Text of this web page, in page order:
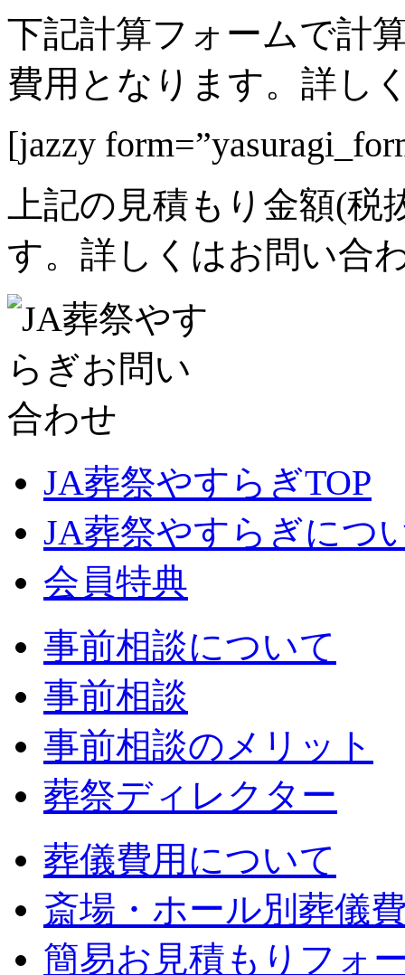
下記計算フォームで計
費用となります。詳し
[jazzy
上記の見積もり金額(
す。詳しくはお問い合
JA葬祭やすらぎTOP
JA葬祭やすらぎにつ
会員特典
事前相談について
事前相談
事前相談のメリット
葬祭ディレクター
葬儀費用について
斎場・ホール別葬儀
簡易お見積もりフォ